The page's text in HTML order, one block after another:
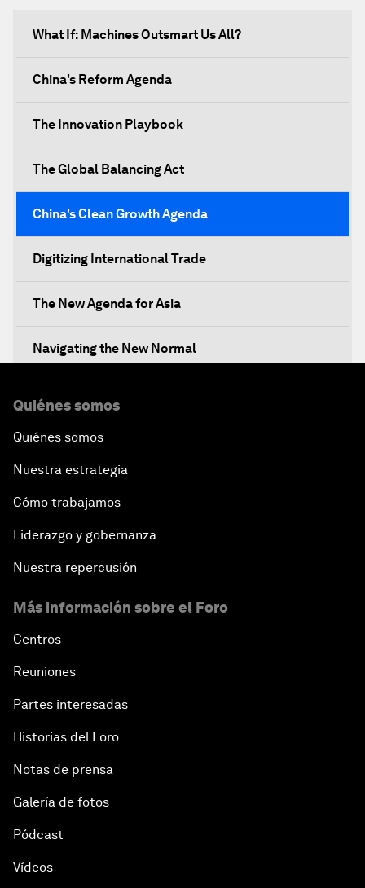
What If: Machines Outsmart Us All?
China's Reform Agenda
The Innovation Playbook
The Global Balancing Act
China's Clean Growth Agenda
Digitizing International Trade
The New Agenda for Asia
Navigating the New Normal
Cooperation
The Modern Silk Road
Future-Proofing the Internet Economy
What If: Your Mind Can Be Read?
Partnering for Science
Welcome to the Annual Meeting of the New
Opening Plenary with Premier Li Keqiang
Leading Global Innovation
Quiénes somos
Quiénes somos
Nuestra estrategia
Cómo trabajamos
Liderazgo y gobernanza
Nuestra repercusión
Más información sobre el Foro
Centros
Reuniones
Partes interesadas
Historias del Foro
Notas de prensa
Galería de fotos
Pódcast
Vídeos